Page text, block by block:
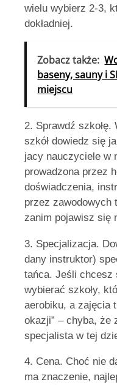
wielu wybierz 2-3,
dokładniej.
Zobacz także:
baseny, sauny i
miejscu
2. Sprawdź
szkół dowiedz się
jacy nauczyciele w
prowadzona przez
doświadczenia,
przez zawodowych
zanim pojawisz się
3. Specjalizacja.
dany instruktor)
tańca. Jeśli chcesz
wybierać szkoły,
aerobiku, a zajęcia
okazji” – chyba, że
specjalista w tej
4. Cena. Choć nie
ma znaczenie,